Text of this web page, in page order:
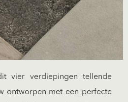
vier verdiepingen tellende
ontworpen met een perfecte